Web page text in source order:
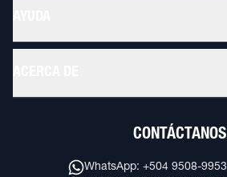
CONTÁCTANOS
WhatsApp: +504 9508-9953